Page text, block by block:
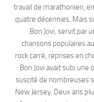
travail de marathonien,
quatre décennies. Mais
Bon Jovi, servit par
chansons populaires
rock carré, reprises en
Bon Jovi avait subi une
suscité de nombreuses
New Jersey. Deux ans